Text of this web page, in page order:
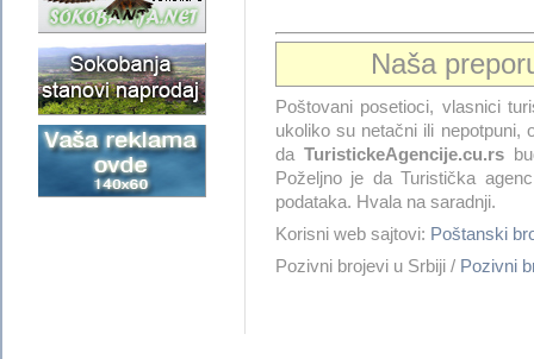
Naša
Poštovani posetioci, vlasnici
ukoliko su netačni ili nepotpuni,
da TuristickeAgencije.cu.rs
Poželjno je da Turistička
podataka. Hvala na saradnji.
Korisni web sajtovi: Poštanski
Pozivni brojevi u Srbiji / Pozivni